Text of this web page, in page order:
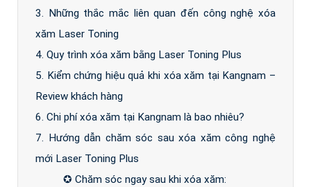
3. Những thắc mắc liên quan đến công nghệ xóa
xăm Laser Toning
4. Quy trình xóa xăm bằng Laser Toning Plus
5. Kiểm chứng hiệu quả khi xóa xăm tại Kangnam –
Review khách hàng
6. Chi phí xóa xăm tại Kangnam là bao nhiêu?
7. Hướng dẫn chăm sóc sau xóa xăm công nghệ
mới Laser Toning Plus
✪ Chăm sóc ngay sau khi xóa xăm: